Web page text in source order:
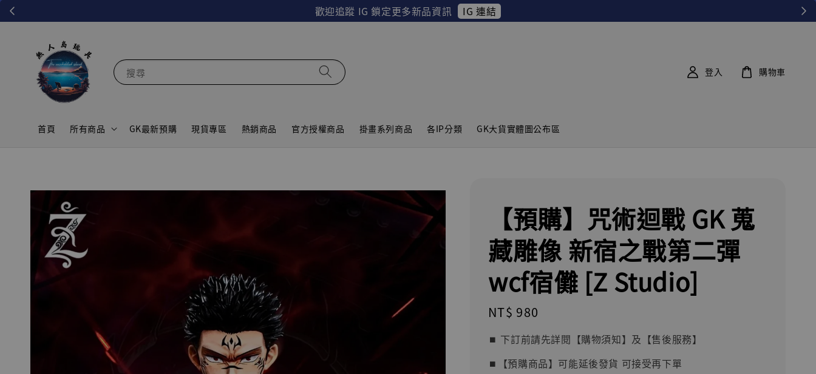
歡迎追蹤 IG 鎖定更多新品資訊 IG 連結
搜尋
首頁 所有商品 GK最新預購 現貨專區 熱銷商品 官方授權商品 掛畫系列商品 各IP分類 GK大貨實體圖公布區
登入 購物車
【預購】咒術迴戰 GK 蒐
藏雕像 新宿之戰第二彈
wcf宿儺 [Z Studio]
Regular
price
NT$ 980
⏹︎ 下訂前請先詳閱【購物須知】及【售後服務】
⏹︎【預購商品】可能延後發貨 可接受再下單